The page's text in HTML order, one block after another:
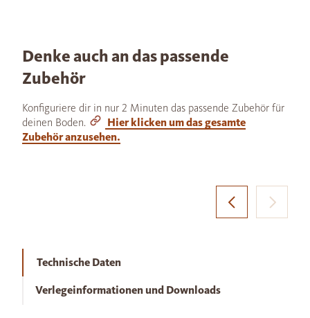
Denke auch an das passende
Zubehör
Konfiguriere dir in nur 2 Minuten das passende Zubehör für
deinen Boden.
Hier klicken um das gesamte
Zubehör anzusehen.
Technische Daten
Verlegeinformationen und Downloads